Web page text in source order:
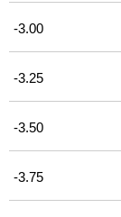
-3.00
-3.25
-3.50
-3.75